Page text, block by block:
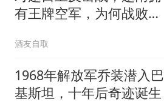
有王牌空军，为何战败也
酒友自取
1968年解放军乔装潜入巴
基斯坦，十年后奇迹诞生